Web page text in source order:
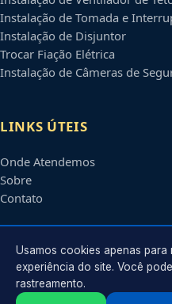
Instalação de Tomada e
Instalação de Disjuntor
Trocar Fiação Elétrica
Instalação de Câmeras de
LINKS ÚTEIS
Onde Atendemos
Sobre
Contato
CONTATO
Atendimento em
Usamos cookies apenas para
experiência do site. Você
rastreamento.